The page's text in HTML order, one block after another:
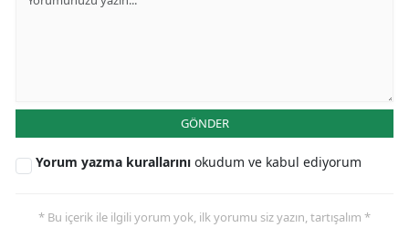
GÖNDER
Yorum yazma kurallarını okudum ve kabul ediyorum
* Bu içerik ile ilgili yorum yok, ilk yorumu siz yazın, tartışalım *